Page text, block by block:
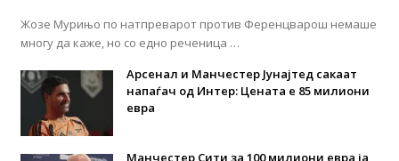
Жозе Мурињо по натпреварот против Ференцварош немаше
многу да каже, но со едно реченица …
Арсенал и Манчестер Јунајтед сакаат
напаѓач од Интер: Цената е 85 милиони
евра
Манчестер Сити за 100 милиони евра ја